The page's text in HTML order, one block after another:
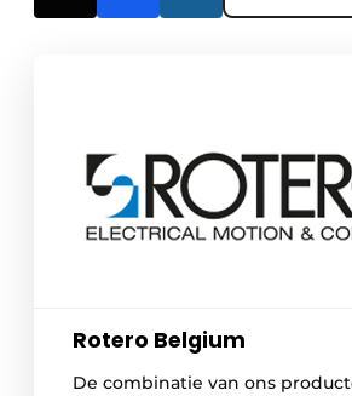
Rotero Belgium
De combinatie van ons